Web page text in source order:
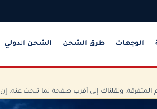
الوجهات طرق الشحن الشحن الدولي
ونقلناك إلى أقرب صفحة لما تبحث عنه. إن